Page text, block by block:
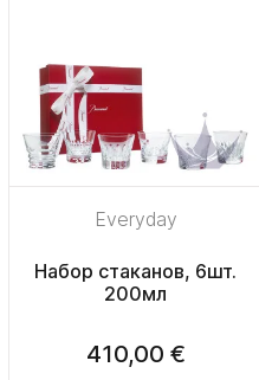
Everyday
Набор стаканов, 6шт.
200мл
410,00 €